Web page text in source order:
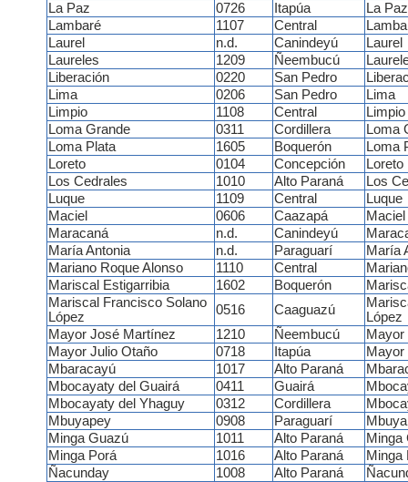
La Paz
0726 Itapúa
La Paz
Lambaré
1107 Central
Laurel
n.d. Canindeyú
Laurel
Laureles
1209 Ñeembucú
Liberación
0220 San Pedro
Lima
0206 San Pedro
Lima
Limpio
1108 Central
Limpio
Loma Grande
0311 Cordillera
Loma
Loma Plata
1605 Boquerón
Loma
Loreto
0104 Concepción
Loreto
Los Cedrales
1010 Alto Paraná
Los
Luque
1109 Central
Luque
Maciel
0606 Caazapá
Maciel
Maracaná
n.d. Canindeyú
María Antonia
n.d. Paraguarí
María
Mariano Roque Alonso
1110 Central
Mariscal Estigarribia
1602 Boquerón
Mariscal Francisco Solano
López
0516 Caaguazú
López
Mayor José Martínez
1210 Ñeembucú
Mayor Julio Otaño
0718 Itapúa
Mayor
Mbaracayú
1017 Alto Paraná
Mbocayaty del Guairá
0411 Guairá
Mbocayaty del Yhaguy
0312 Cordillera
Mbuyapey
0908 Paraguarí
Minga Guazú
1011 Alto Paraná
Minga
Minga Porá
1016 Alto Paraná
Minga
Ñacunday
1008 Alto Paraná